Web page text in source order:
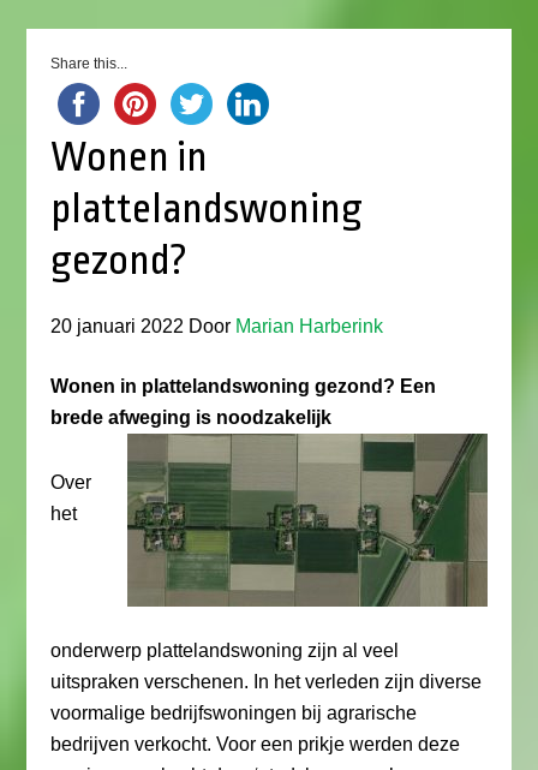
Share this...
Wonen in
plattelandswoning
gezond?
20 januari 2022 Door Marian Harberink
Wonen in plattelandswoning gezond? Een
brede afweging is noodzakelijk
Over
het
onderwerp plattelandswoning zijn al veel
uitspraken verschenen. In het verleden zijn diverse
voormalige bedrijfswoningen bij agrarische
bedrijven verkocht. Voor een prikje werden deze